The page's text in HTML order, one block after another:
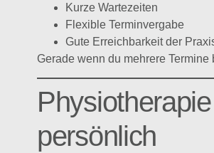
Kurze Wartezeiten
Flexible Terminvergabe
Gute Erreichbarkeit der
Gerade wenn du mehrere
persönlich